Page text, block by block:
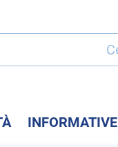
INFORMATIVE